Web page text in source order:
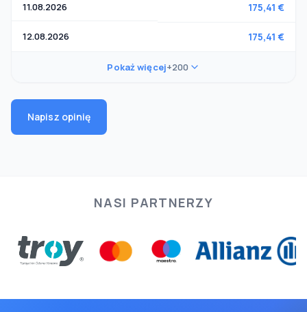
11.08.2026 175,41 €
12.08.2026 175,41 €
Pokaż więcej+200
Napisz opinię
NASI PARTNERZY